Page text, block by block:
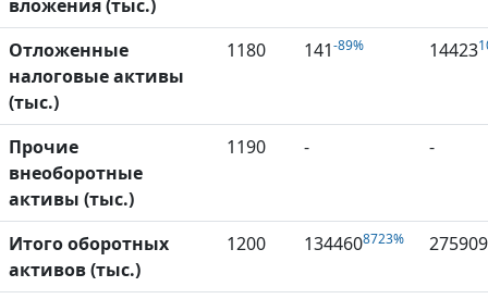
вложения (тыс.)
Отложенные
налоговые активы
(тыс.)
1180 141-89% 14423
Прочие
внеоборотные
активы (тыс.)
1190 - -
Итого оборотных
активов (тыс.)
1200 1344608723% 275909